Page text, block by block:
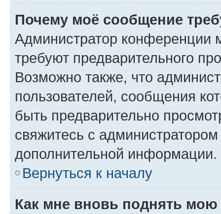
Почему моё сообщение
Администратор конференции
требуют предварительного
Возможно также, что
пользователей, сообщения
быть предварительно
свяжитесь с
дополнительной информации.
Вернуться к началу
Как мне вновь поднять мою